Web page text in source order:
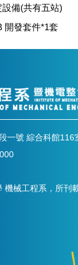
備(共有五站)
開發套件*1套
一號 綜合科館116
械工程系，所刊